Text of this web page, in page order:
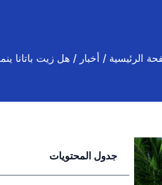
الرئيسية / أخبار / هل زيت باتانا
جدول المحتويات